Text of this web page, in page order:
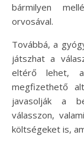
bármilyen
orvosával.
Továbbá, a
játszhat a
eltérő lehet,
megfizethető
javasolják a
válasszon,
költségeket is,